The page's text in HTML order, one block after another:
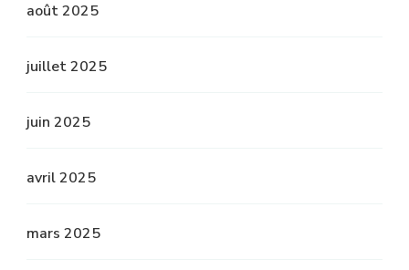
août 2025
juillet 2025
juin 2025
avril 2025
mars 2025